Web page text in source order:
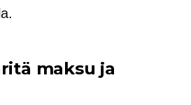
maksu ja